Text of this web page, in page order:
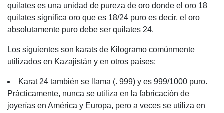
quilates es una unidad de pureza de oro donde el oro 18
quilates significa oro que es 18/24 puro es decir, el oro
absolutamente puro debe ser quilates 24.
Los siguientes son karats de Kilogramo comúnmente
utilizados en Kazajistán y en otros países:
Karat 24 también se llama (. 999) y es 999/1000 puro.
Prácticamente, nunca se utiliza en la fabricación de
joyerías en América y Europa, pero a veces se utiliza en